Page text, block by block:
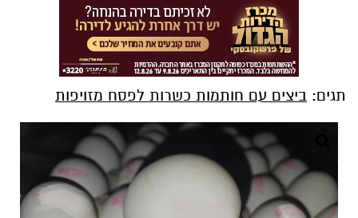
תגים: ביצים עם חותמות כשרות לפסח מזויפות